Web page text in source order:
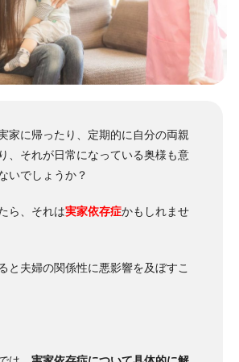
家に帰ったり、定期的に自分の両親
、それが日常になっている奥様も意
いでしょうか？
ら、それは実家依存症かもしれませ
と夫婦の関係性に悪影響を及ぼすこ